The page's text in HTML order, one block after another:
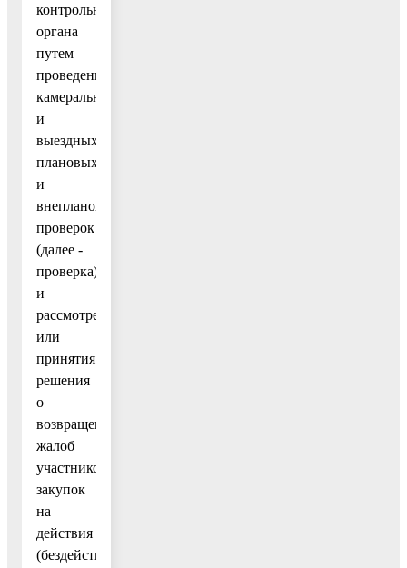
контрольного
органа
путем
проведения
камеральных
и
выездных,
плановых
и
внеплановых
проверок
(далее -
проверка),
и
рассмотрения
или
принятия
решения
о
возвращении
жалоб
участников
закупок
на
действия
(бездействие)